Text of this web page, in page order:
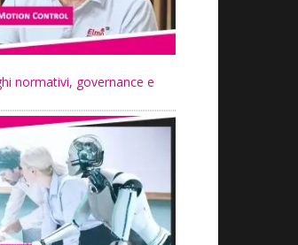
normativi, governance e